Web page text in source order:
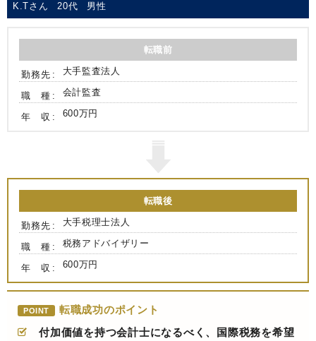
K.Tさん 20代 男性
転職前
勤務先 大手監査法人
職 種 会計監査
年 収 600万円
転職後
勤務先 大手税理士法人
職 種 税務アドバイザリー
年 収 600万円
POINT
転職成功のポイント
付加価値を持つ会計士になるべく、国際税務を希望